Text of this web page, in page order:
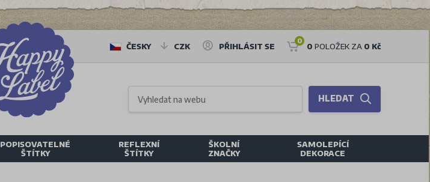
ČESKY CZK PŘIHLÁSIT SE
0
0 POLOŽEK ZA 0 Kč
HLEDAT
POPISOVATELNÉ
ŠTÍTKY
REFLEXNÍ
ŠTÍTKY
ŠKOLNÍ
ZNAČKY
SAMOLEPÍCÍ
DEKORACE